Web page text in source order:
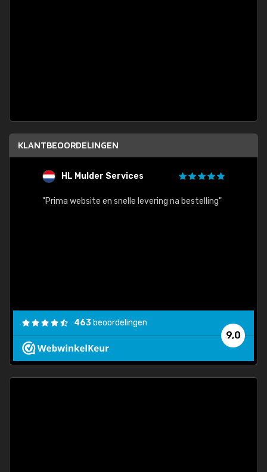
KLANTBEOORDELINGEN
HL Mulder Services
"Prima website en snelle levering na bestelling"
9,0
463 beoordelingen